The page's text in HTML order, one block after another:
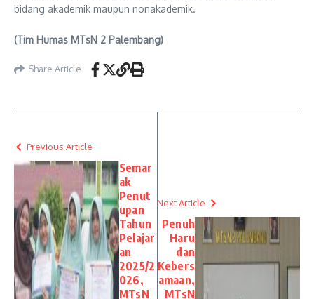
bidang akademik maupun nonakademik.
(Tim Humas MTsN 2 Palembang)
Share Article
Previous Article
Semar
ak
Penut
upan
Tahun
Pelajar
an
2025/2
026,
MTsN
Next Article
Penuh
Haru
dan
Kebers
amaan,
MTsN